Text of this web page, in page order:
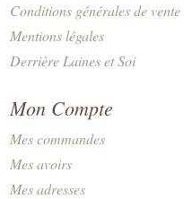
Conditions générales de vente
Mentions légales
Derrière Laines et Soi
Mon Compte
Mes commandes
Mes avoirs
Mes adresses